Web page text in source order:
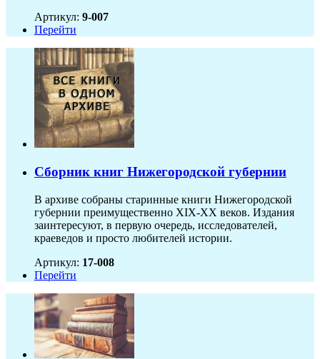
Артикул: 9-007
Перейти
Сборник книг Нижегородской губернии
В архиве собраны старинные книги Нижегородской
губернии преимущественно XIX-ХХ веков. Издания
заинтересуют, в первую очередь, исследователей,
краеведов и просто любителей истории.
Артикул: 17-008
Перейти